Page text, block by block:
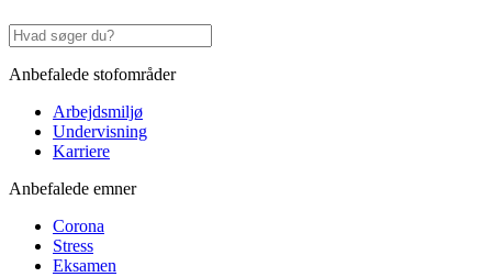
Anbefalede stofområder
Arbejdsmiljø
Undervisning
Karriere
Anbefalede emner
Corona
Stress
Eksamen